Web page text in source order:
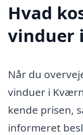
Hvad
vinduer
Når du
vinduer i
kende prisen,
informeret